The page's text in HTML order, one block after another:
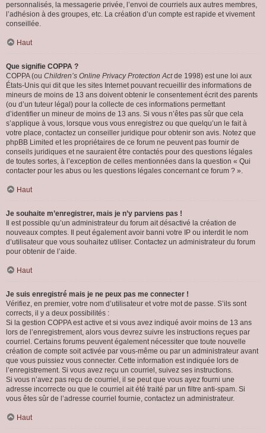
personnalisés, la messagerie privée, l’envoi de courriels aux autres membres,
l’adhésion à des groupes, etc. La création d’un compte est rapide et vivement
conseillée.
Haut
Que signifie COPPA ?
COPPA (ou Children’s Online Privacy Protection Actde 1998) est une loi aux
États-Unis qui dit que les sites Internet pouvant recueillir des informations de
mineurs de moins de 13 ans doivent obtenir le consentement écrit des parents
(ou d’un tuteur légal) pour la collecte de ces informations permettant
d’identifier un mineur de moins de 13 ans. Si vous n’êtes pas sûr que cela
s’applique à vous, lorsque vous vous enregistrez ou que quelqu’un le fait à
votre place, contactez un conseiller juridique pour obtenir son avis. Notez que
phpBB Limited et les propriétaires de ce forum ne peuvent pas fournir de
conseils juridiques et ne sauraient être contactés pour des questions légales
de toutes sortes, à l’exception de celles mentionnées dans la question « Qui
contacter pour les abus ou les questions légales concernant ce forum ? ».
Haut
Je souhaite m’enregistrer, mais je n’y parviens pas !
Il est possible qu’un administrateur du forum ait désactivé la création de
nouveaux comptes. Il peut également avoir banni votre IP ou interdit le nom
d’utilisateur que vous souhaitez utiliser. Contactez un administrateur du forum
pour obtenir de l’aide.
Haut
Je suis enregistré mais je ne peux pas me connecter !
Vérifiez, en premier, votre nom d’utilisateur et votre mot de passe. S’ils sont
corrects, il y a deux possibilités :
Si la gestion COPPA est active et si vous avez indiqué avoir moins de 13 ans
lors de l’enregistrement, alors vous devrez suivre les instructions reçues par
courriel. Certains forums peuvent également nécessiter que toute nouvelle
création de compte soit activée par vous-même ou par un administrateur avant
que vous puissiez vous connecter. Cette information est indiquée lors de
l’enregistrement. Si vous avez reçu un courriel, suivez ses instructions.
Si vous n’avez pas reçu de courriel, il se peut que vous ayez fourni une
adresse incorrecte ou que le courriel ait été traité par un filtre anti-spam. Si
vous êtes sûr de l’adresse courriel fournie, contactez un administrateur.
Haut